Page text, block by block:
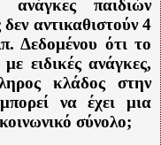
ανάγκες παιδιών
αντικαθιστούν 4
Δεδομένου ότι το
ειδικές ανάγκες,
κλάδος στην
να έχει μια
σύνολο;